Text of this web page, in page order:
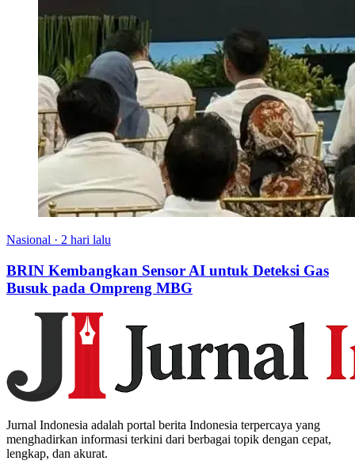
Nasional · 2 hari lalu
BRIN Kembangkan Sensor AI untuk Deteksi Gas
Busuk pada Ompreng MBG
Jurnal Indonesia adalah portal berita Indonesia terpercaya yang
menghadirkan informasi terkini dari berbagai topik dengan cepat,
lengkap, dan akurat.